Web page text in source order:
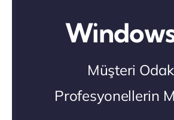
Windows
Müşteri
Profesyonellerin